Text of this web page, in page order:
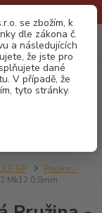
se zbožím, k
dle zákona č.
a následujících
že jste pro
dané
V případě, že
tyto stránky.
Menu
0
za0,00 Kč
GP
Pružiny -
Mk12 0,8mm